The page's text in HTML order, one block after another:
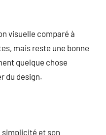
visuelle comparé à
mais reste une bonne
quelque chose
du design.
simplicité et son